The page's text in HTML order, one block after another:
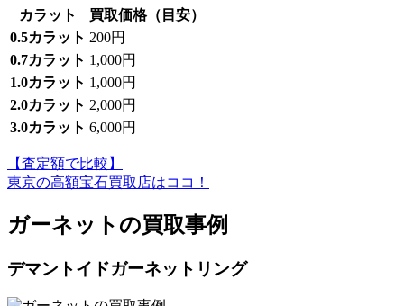
カラット
買取価格（目安）
0.5カラット 200円
0.7カラット 1,000円
1.0カラット 1,000円
2.0カラット 2,000円
3.0カラット 6,000円
【査定額で比較】
東京の高額宝石買取店はココ！
ガーネットの買取事例
デマントイドガーネットリング